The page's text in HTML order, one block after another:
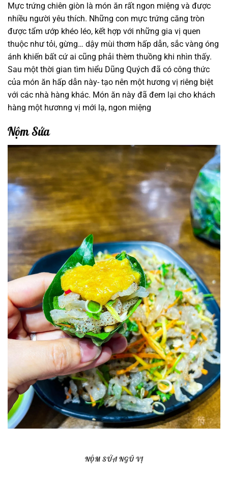
Mực trứng chiên giòn là món ăn rất ngon miệng và được
nhiều người yêu thích. Những con mực trứng căng tròn
được tẩm ướp khéo léo, kết hợp với những gia vị quen
thuộc như tỏi, gừng… dậy mùi thơm hấp dẫn, sắc vàng óng
ánh khiến bất cứ ai cũng phải thèm thuồng khi nhìn thấy.
Sau một thời gian tìm hiểu Dũng Quých đã có công thức
của món ăn hấp dẫn này- tạo nên một hương vị riêng biệt
với các nhà hàng khác. Món ăn này đã đem lại cho khách
hàng một hươnng vị mới lạ, ngon miệng
Nộm Sứa
NỘM SỨA NGŨ VỊ